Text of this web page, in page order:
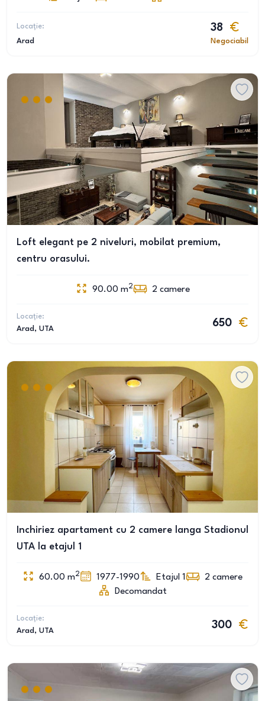
Locație:
Arad
38
Negociabil
Loft elegant pe 2 niveluri, mobilat premium,
centru orasului.
90.00 m2 2 camere
Locație:
Arad , UTA
650
Inchiriez apartament cu 2 camere langa Stadionul
UTA la etajul 1
60.00 m2 1977-1990 Etajul 1 2 camere
Decomandat
Locație:
Arad , UTA
300